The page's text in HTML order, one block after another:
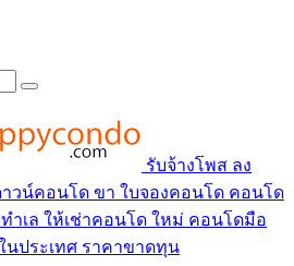
รับจ้างโพส ลง
วน์คอนโด ขา ใบจองคอนโด คอนโด
ำเล ให้เช่าคอนโด ใหม่ คอนโดมือ
นประเทศ ราคาขาดทุน